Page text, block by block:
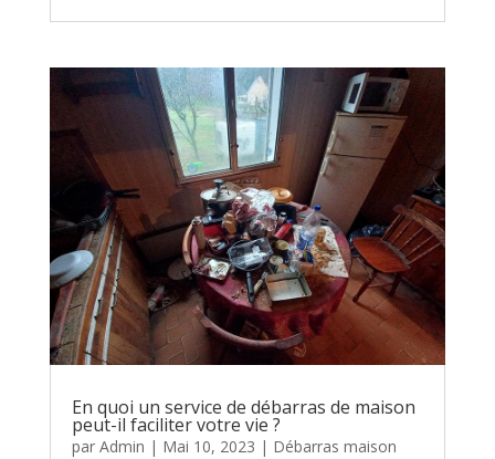
En quoi un service de débarras de maison
peut-il faciliter votre vie ?
par Admin | Mai 10, 2023 | Débarras maison